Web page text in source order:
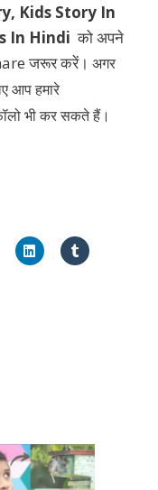
Kids Story In
In Hindi को अपने
जरूर करें। अगर
आप हमारे
भी कर सकते हैं।